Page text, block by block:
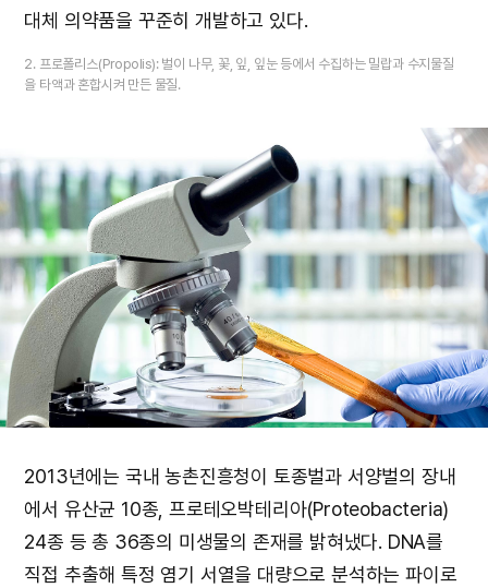
대체 의약품을 꾸준히 개발하고 있다.
2. 프로폴리스(Propolis): 벌이 나무, 꽃, 잎, 잎눈 등에서 수집하는 밀랍과 수지물질
을 타액과 혼합시켜 만든 물질.
2013년에는 국내 농촌진흥청이 토종벌과 서양벌의 장내
에서 유산균 10종, 프로테오박테리아(Proteobacteria)
24종 등 총 36종의 미생물의 존재를 밝혀냈다. DNA를
직접 추출해 특정 염기 서열을 대량으로 분석하는 파이로